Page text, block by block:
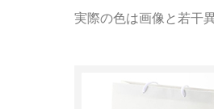
実際の色は画像と若干